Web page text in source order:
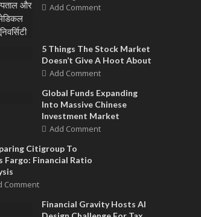
Add Comment
5 Things The Stock Market
Doesn’t Give A Hoot About
Add Comment
Global Funds Expanding
Into Massive Chinese
Investment Market
Add Comment
Citigroup To
Fargo: Financial Ratio
Comment
Financial Gravity Hosts AI